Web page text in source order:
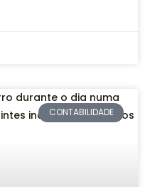
CONTABILIDADE